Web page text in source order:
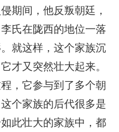
期间，他反叛朝廷，
氏在陇西的地位一落
就这样，这个家族沉
才又突然壮大起来。
，它参与到了多个朝
个家族的后代很多是
此壮大的家族中，都